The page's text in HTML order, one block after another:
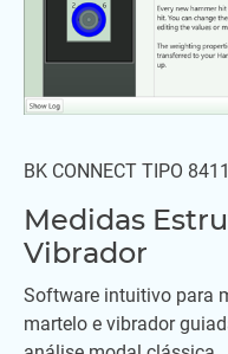
BK CONNECT TIPO 8411
Medidas
Vibrador
Software intuitivo para
martelo e vibrador